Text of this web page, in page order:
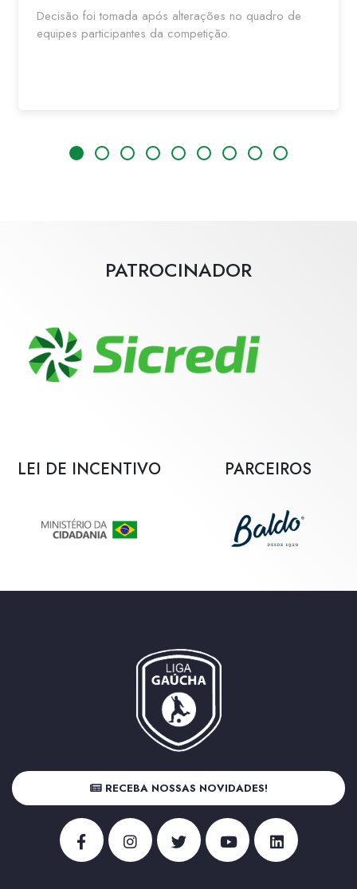
Decisão foi tomada após alterações no quadro de
equipes participantes da competição.
PATROCINADOR
LEI DE INCENTIVO PARCEIROS
RECEBA NOSSAS NOVIDADES!